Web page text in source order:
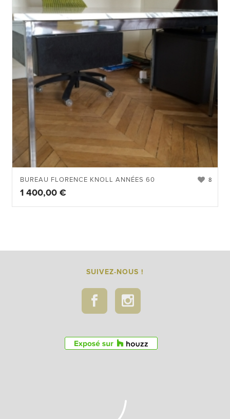
8
BUREAU FLORENCE KNOLL ANNÉES 60
1 400,00 €
SUIVEZ-NOUS !